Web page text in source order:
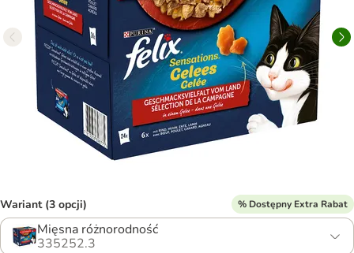
Wariant (3 opcji) % Dostępny Extra Rabat
Mięsna różnorodność
335252.3